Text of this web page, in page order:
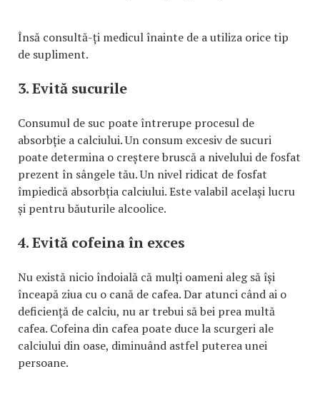
Însă consultă-ți medicul înainte de a utiliza orice tip
de supliment.
3. Evită sucurile
Consumul de suc poate întrerupe procesul de
absorbție a calciului. Un consum excesiv de sucuri
poate determina o creștere bruscă a nivelului de fosfat
prezent în sângele tău. Un nivel ridicat de fosfat
împiedică absorbția calciului. Este valabil același lucru
și pentru băuturile alcoolice.
4. Evită cofeina în exces
Nu există nicio îndoială că mulți oameni aleg să își
înceapă ziua cu o cană de cafea. Dar atunci când ai o
deficiență de calciu, nu ar trebui să bei prea multă
cafea. Cofeina din cafea poate duce la scurgeri ale
calciului din oase, diminuând astfel puterea unei
persoane.